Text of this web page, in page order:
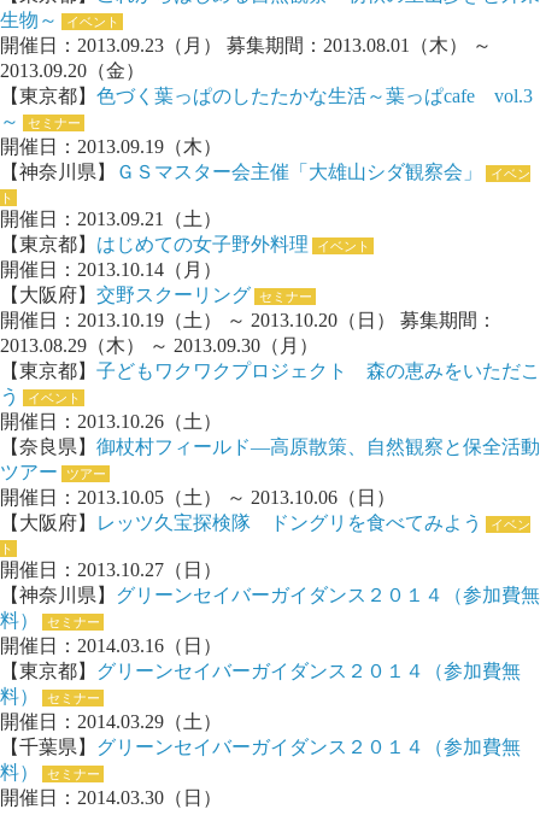
生物～
イベント
開催日：2013.09.23（月） 募集期間：2013.08.01（木） ～
2013.09.20（金）
【東京都】 色づく葉っぱのしたたかな生活～葉っぱcafe vol.3
～
セミナー
開催日：2013.09.19（木）
【神奈川県】
ＧＳマスター会主催「大雄山シダ観察会」
イベン
ト
開催日：2013.09.21（土）
【東京都】 はじめての女子野外料理 イベント
開催日：2013.10.14（月）
【大阪府】 交野スクーリング セミナー
開催日：2013.10.19（土） ～ 2013.10.20（日） 募集期間：
2013.08.29（木） ～ 2013.09.30（月）
【東京都】 子どもワクワクプロジェクト 森の恵みをいただこ
う
イベント
開催日：2013.10.26（土）
【奈良県】 御杖村フィールド―高原散策、自然観察と保全活動
ツアー
ツアー
開催日：2013.10.05（土） ～ 2013.10.06（日）
【大阪府】
レッツ久宝探検隊 ドングリを食べてみよう
イベン
ト
開催日：2013.10.27（日）
【神奈川県】 グリーンセイバーガイダンス２０１４（参加費無
料）
セミナー
開催日：2014.03.16（日）
【東京都】 グリーンセイバーガイダンス２０１４（参加費無
料）
セミナー
開催日：2014.03.29（土）
【千葉県】 グリーンセイバーガイダンス２０１４（参加費無
料）
セミナー
開催日：2014.03.30（日）